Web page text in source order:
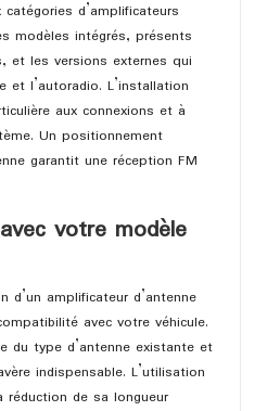
d’amplificateurs
modèles intégrés, présents
et les versions externes qui
et l’autoradio. L’installation
aux connexions et à
Un positionnement
garantit une réception FM
votre modèle
d’un amplificateur d’antenne
avec votre véhicule.
du type d’antenne existante et
indispensable. L’utilisation
réduction de sa longueur